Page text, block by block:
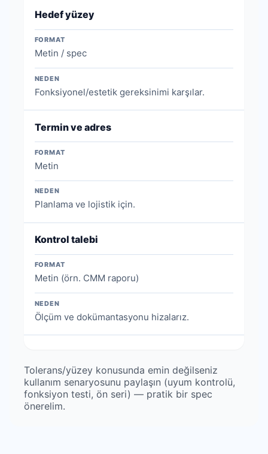
Hedef yüzey
FORMAT
Metin / spec
NEDEN
Fonksiyonel/estetik gereksinimi karşılar.
Termin ve adres
FORMAT
Metin
NEDEN
Planlama ve lojistik için.
Kontrol talebi
FORMAT
Metin (örn. CMM raporu)
NEDEN
Ölçüm ve dokümantasyonu hizalarız.
Tolerans/yüzey konusunda emin değilseniz
kullanım senaryosunu paylaşın (uyum kontrolü,
fonksiyon testi, ön seri) — pratik bir spec
önerelim.